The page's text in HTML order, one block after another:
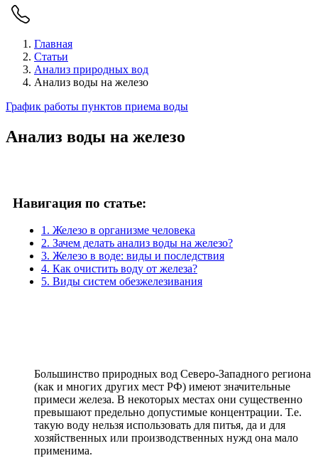
Главная
Статьи
Анализ природных вод
Анализ воды на железо
График работы пунктов приема воды
Анализ воды на железо
Навигация по статье:
1. Железо в организме человека
2. Зачем делать анализ воды на железо?
3. Железо в воде: виды и последствия
4. Как очистить воду от железа?
5. Виды систем обезжелезивания
Большинство природных вод Северо-Западного региона
(как и многих других мест РФ) имеют значительные
примеси железа. В некоторых местах они существенно
превышают предельно допустимые концентрации. Т.е.
такую воду нельзя использовать для питья, да и для
хозяйственных или производственных нужд она мало
применима.